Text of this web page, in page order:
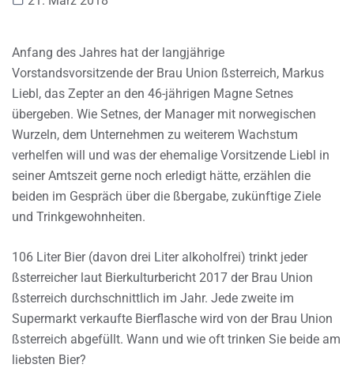
Anfang des Jahres hat der langjährige
Vorstandsvorsitzende der Brau Union ßsterreich, Markus
Liebl, das Zepter an den 46-jährigen Magne Setnes
übergeben. Wie Setnes, der Manager mit norwegischen
Wurzeln, dem Unternehmen zu weiterem Wachstum
verhelfen will und was der ehemalige Vorsitzende Liebl in
seiner Amtszeit gerne noch erledigt hätte, erzählen die
beiden im Gespräch über die ßbergabe, zukünftige Ziele
und Trinkgewohnheiten.
106 Liter Bier (davon drei Liter alkoholfrei) trinkt jeder
ßsterreicher laut Bierkulturbericht 2017 der Brau Union
ßsterreich durchschnittlich im Jahr. Jede zweite im
Supermarkt verkaufte Bierflasche wird von der Brau Union
ßsterreich abgefüllt. Wann und wie oft trinken Sie beide am
liebsten Bier?